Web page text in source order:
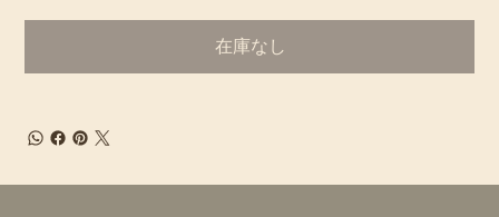
在庫なし